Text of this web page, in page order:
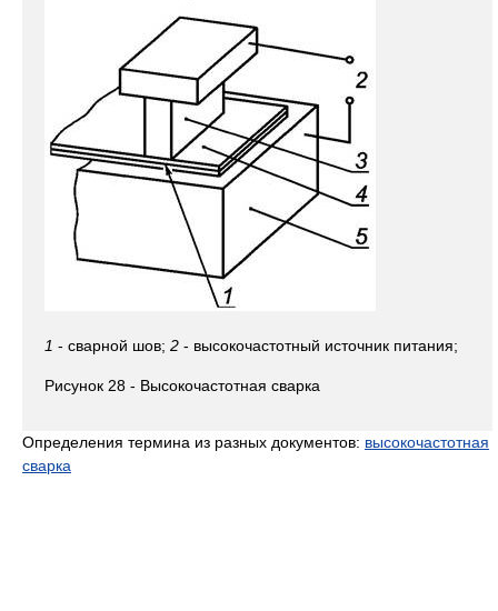
1 - сварной шов; 2 - высокочастотный источник питания;
Рисунок 28 - Высокочастотная сварка
Определения термина из разных документов: высокочастотная
сварка